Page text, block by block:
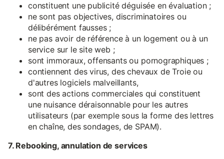
constituent une publicité déguisée en évaluation ;
ne sont pas objectives, discriminatoires ou
délibérément fausses ;
ne pas avoir de référence à un logement ou à un
service sur le site web ;
sont immoraux, offensants ou pornographiques ;
contiennent des virus, des chevaux de Troie ou
d'autres logiciels malveillants,
sont des actions commerciales qui constituent
une nuisance déraisonnable pour les autres
utilisateurs (par exemple sous la forme des lettres
en chaîne, des sondages, de SPAM).
7. Rebooking, annulation de services